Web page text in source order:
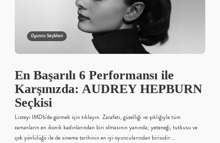
Oyuncu Seçkileri
En Başarılı 6 Performansı ile
Karşınızda: AUDREY HEPBURN
Seçkisi
Listeyi IMDb’de görmek için tıklayın. Zarafeti, güzelliği ve şıklığıyla tüm
zamanların en ikonik kadınlarından biri olmasının yanında; yeteneği, tutkusu ve
çok yönlülüğü ile de sinema tarihinin en iyi oyuncularından birisidir:…